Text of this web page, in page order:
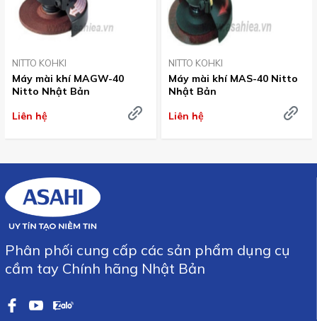
NITTO KOHKI
Máy mài khí MAGW-40
Nitto Nhật Bản
Liên hệ
NITTO KOHKI
Máy mài khí MAS-40 Nitto
Nhật Bản
Liên hệ
Phân phối cung cấp các sản phẩm dụng cụ
cầm tay Chính hãng Nhật Bản